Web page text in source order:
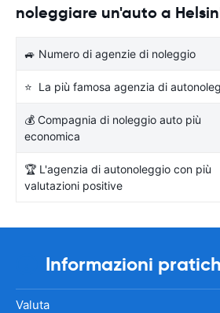
noleggiare un'auto a
🚙 Numero di agenzie di noleggio
⭐ La più famosa agenzia di
💰 Compagnia di noleggio auto più
economica
🏆 L'agenzia di autonoleggio con più
valutazioni positive
Informazioni
Valuta